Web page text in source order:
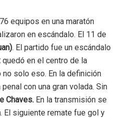
equipos en una maratón
en escándalo. El 11 de
. El partido fue un escándalo
quedó en el centro de la
solo eso. En la definición
con una gran volada. Sin
Chaves. En la transmisión se
. El siguiente remate fue gol y